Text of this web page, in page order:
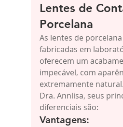
Lentes de
Porcelana
As lentes de
fabricadas em
oferecem um
impecável, com
extremamente
Dra. Annlisa, seus
diferenciais são:
Vantagens: